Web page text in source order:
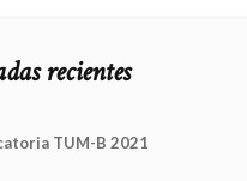
recientes
TUM-B 2021